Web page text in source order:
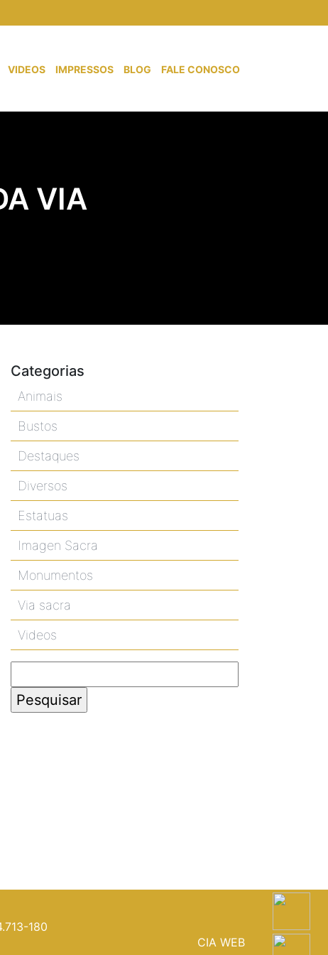
VIDEOS IMPRESSOS BLOG FALE CONOSCO
VIA
Categorias
Animais
Bustos
Destaques
Diversos
Estatuas
Imagen Sacra
Monumentos
Via sacra
Videos
por:
180
CIA WEB